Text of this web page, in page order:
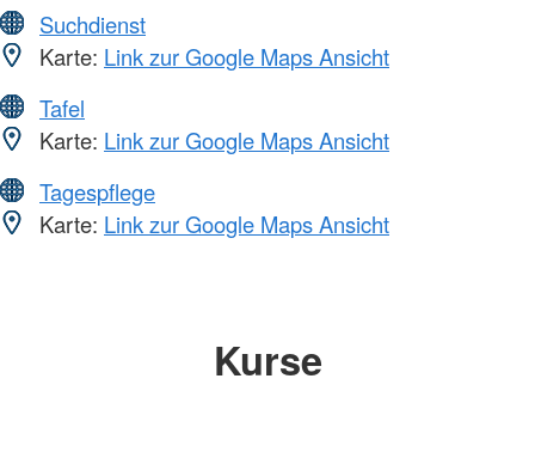
Suchdienst
Karte: Link zur Google Maps Ansicht
Tafel
Karte: Link zur Google Maps Ansicht
Tagespflege
Karte: Link zur Google Maps Ansicht
Kurse